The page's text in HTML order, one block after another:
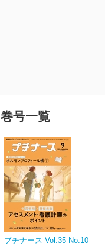
巻号一覧
プチナース Vol.35 No.10